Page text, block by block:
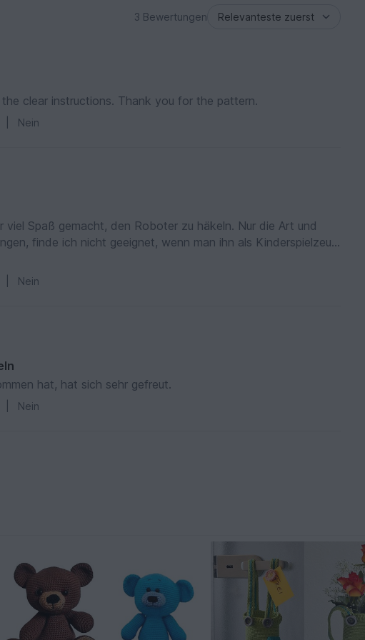
3 Bewertungen
clear instructions. Thank you for the pattern.
Nein
viel Spaß gemacht, den Roboter zu häkeln. Nur die Art und
finde ich nicht geeignet, wenn man ihn als Kinderspielzeug
Nein
hat, hat sich sehr gefreut.
Nein